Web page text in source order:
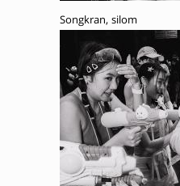
Songkran, silom